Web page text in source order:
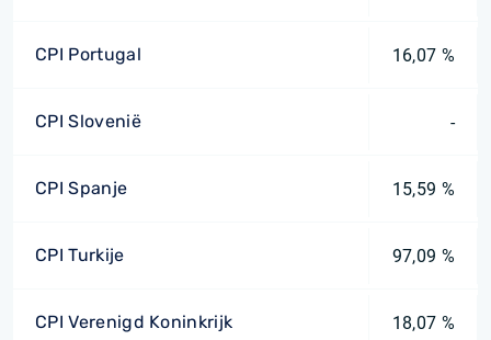
CPI Portugal 16,07 %
CPI Slovenië -
CPI Spanje 15,59 %
CPI Turkije 97,09 %
CPI Verenigd Koninkrijk 18,07 %